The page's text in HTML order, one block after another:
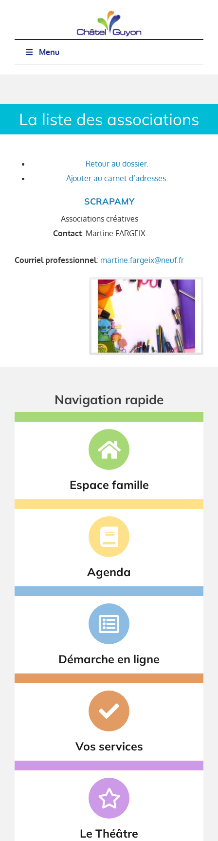
Menu
La liste des associations
Retour au dossier.
Ajouter au carnet d’adresses.
SCRAPAMY
Associations créatives
Contact: Martine FARGEIX
Courriel professionnel: martine.fargeix@neuf.fr
Navigation rapide
Espace famille
Agenda
Démarche en ligne
Vos services
Le Théâtre